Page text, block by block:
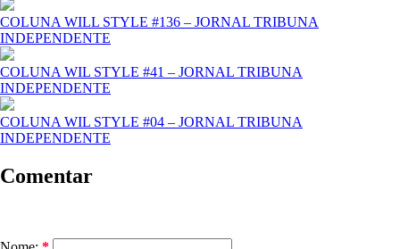
COLUNA WILL STYLE #136 – JORNAL TRIBUNA
INDEPENDENTE
COLUNA WIL STYLE #41 – JORNAL TRIBUNA
INDEPENDENTE
COLUNA WIL STYLE #04 – JORNAL TRIBUNA
INDEPENDENTE
Comentar